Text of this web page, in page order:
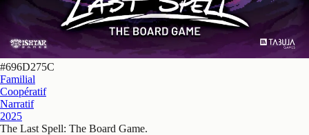
#696D275C
Familial
Coopératif
Narratif
2025
The Last Spell: The Board Game.